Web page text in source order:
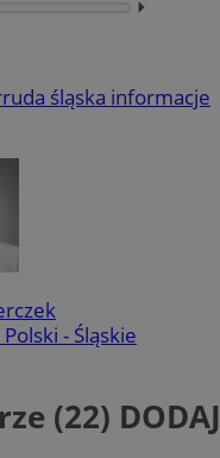
⏵︎
ruda śląska informacje
- Śląskie
(22) DODAJ